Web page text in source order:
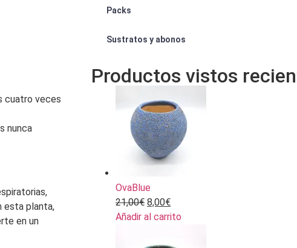
cuatro veces
nunca
esta planta,
en un
Packs
Sustratos y abonos
Productos vistos
OvaBlue
21,00€ 8,00€
Añadir al carrito